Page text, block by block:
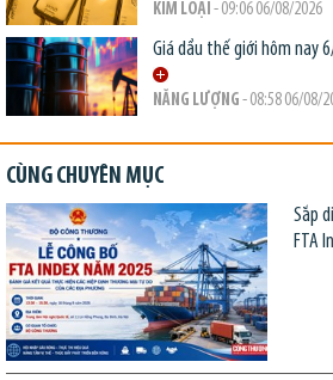
KIM LOẠI - 09:06 06/08/2026
Giá dầu thế giới hôm nay
NĂNG LƯỢNG - 08:58 06/08/
CÙNG CHUYÊN MỤC
Sắp
FTA